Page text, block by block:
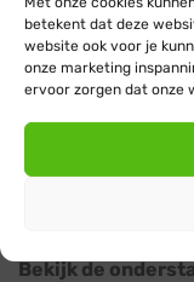
betekent dat deze
website ook voor je
onze marketing
ervoor zorgen dat onze
buiten als binnen
flexibele
toepassingen.
Deze ijswitte
functie continu
onderbreking),
je naar eigen
Bekijk de